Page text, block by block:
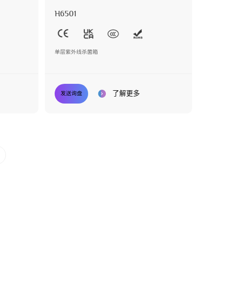
H6501
单层紫外线杀菌箱
发送询盘 了解更多